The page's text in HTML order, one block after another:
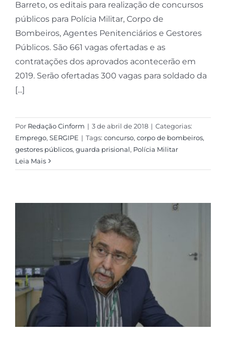
Barreto, os editais para realização de concursos
públicos para Polícia Militar, Corpo de
Bombeiros, Agentes Penitenciários e Gestores
Públicos. São 661 vagas ofertadas e as
contratações dos aprovados acontecerão em
2019. Serão ofertadas 300 vagas para soldado da
[...]
Por Redação Cinform | 3 de abril de 2018 | Categorias:
Emprego, SERGIPE | Tags: concurso, corpo de bombeiros,
gestores públicos, guarda prisional, Polícia Militar
Leia Mais